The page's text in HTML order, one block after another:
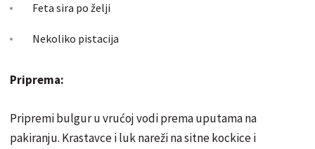
Feta sira po želji
Nekoliko pistacija
Priprema:
Pripremi bulgur u vrućoj vodi prema uputama na
pakiranju. Krastavce i luk nareži na sitne kockice i